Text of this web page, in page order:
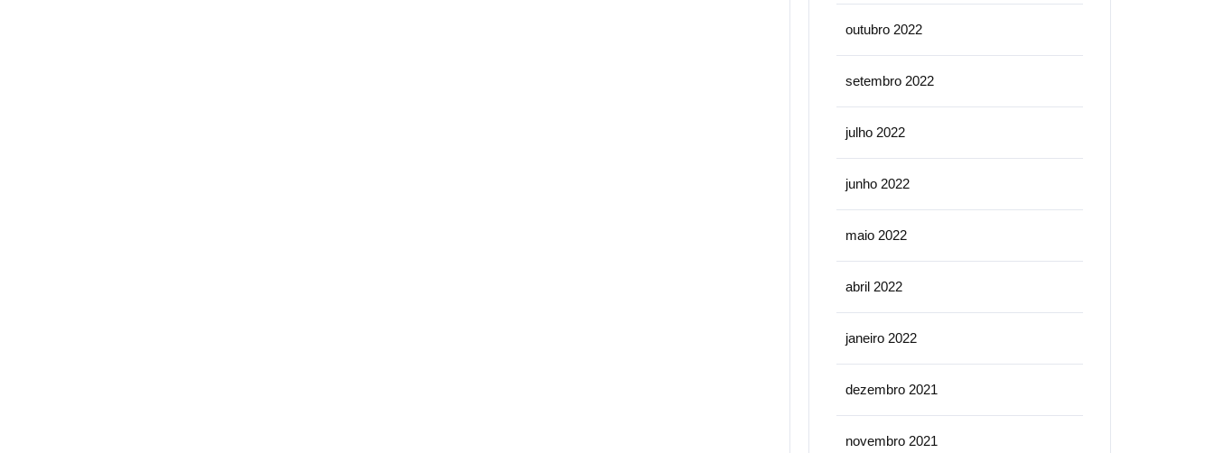
outubro 2022
setembro 2022
julho 2022
junho 2022
maio 2022
abril 2022
janeiro 2022
dezembro 2021
novembro 2021